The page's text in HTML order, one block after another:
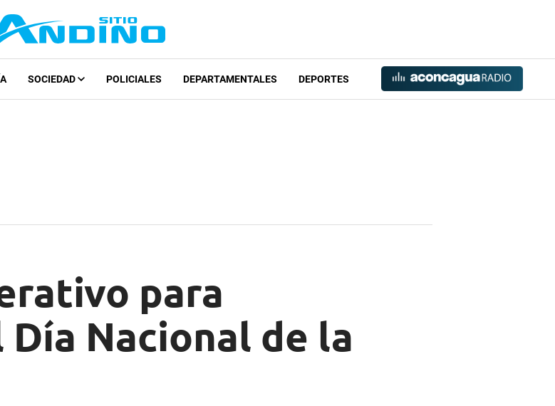
SOCIEDAD POLICIALES DEPARTAMENTALES DEPORTES
para
Nacional de la